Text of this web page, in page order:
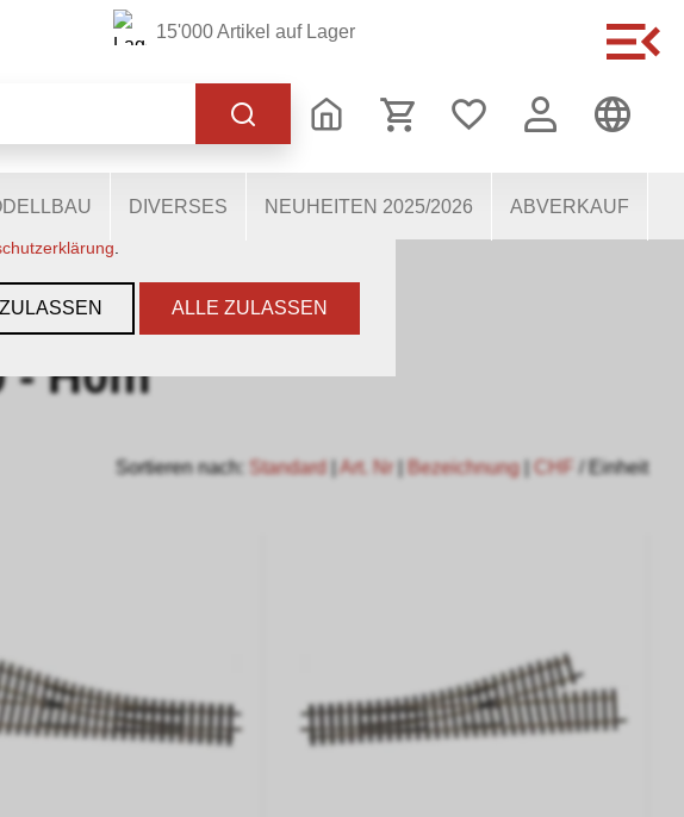
15'000 Artikel auf Lager
DIVERSES NEUHEITEN 2025/2026 ABVERKAUF
- H0m
Sortieren nach: Standard |Art. Nr Bezeichnung| CHF / Einheit
für den korrekten Betrieb der
helfen uns dabei, die Nutzenden
Daten.
ALLE ZULASSEN